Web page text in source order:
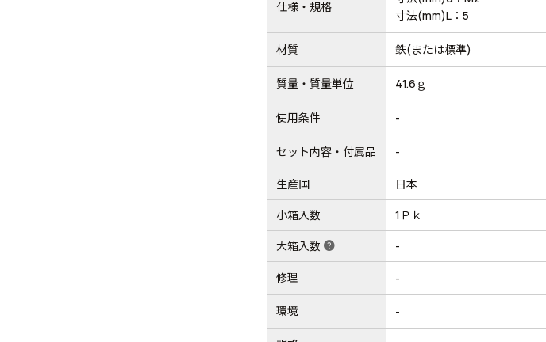
仕様・規格
寸法(mm)L：5
材質 鉄(または標準)
質量・質量単位 41.6ｇ
使用条件 -
セット内容・付属品 -
生産国 日本
小箱入数 1Ｐｋ
大箱入数 help -
修理 -
環境 -